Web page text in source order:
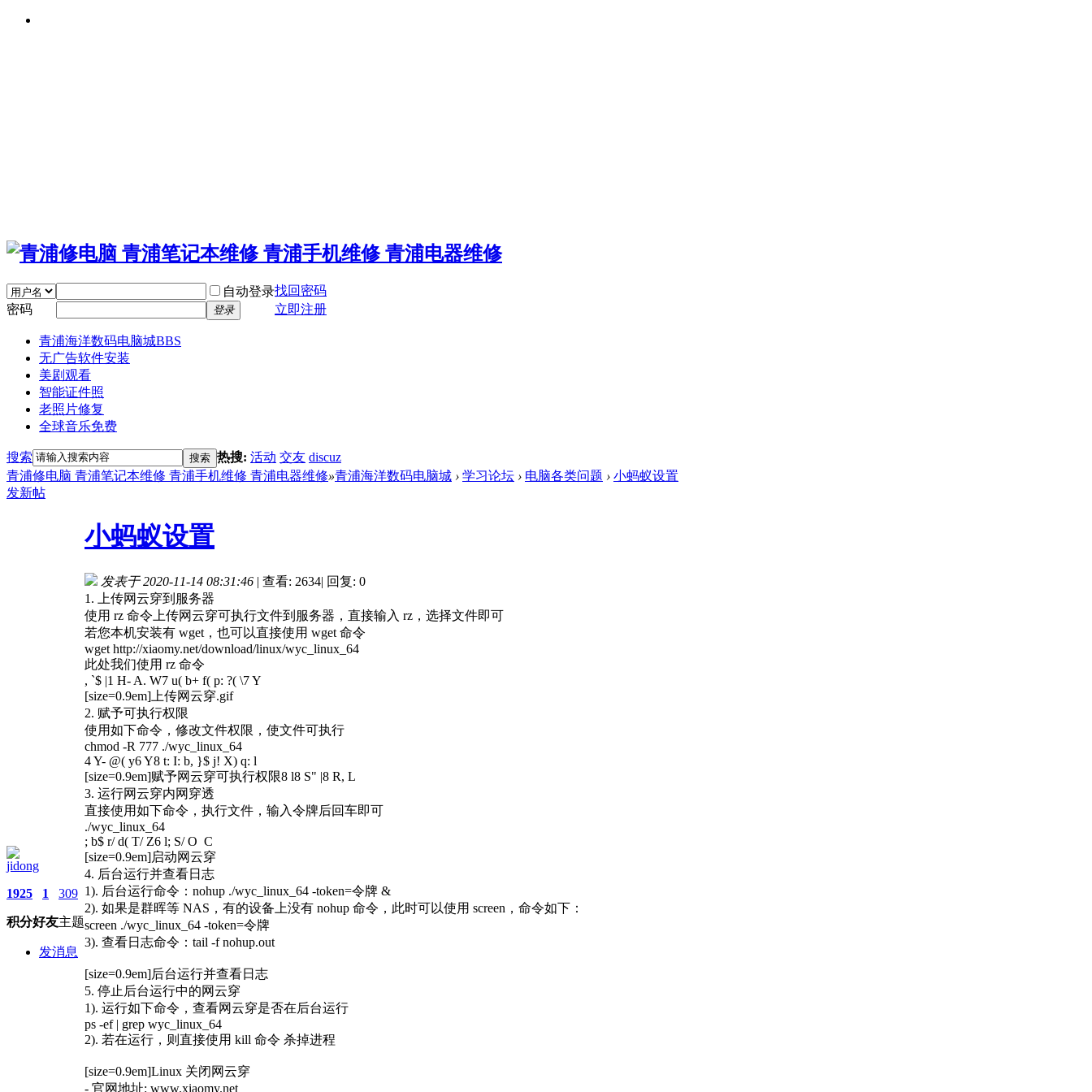
自动登录找回密码
密码
登录 立即注册
青浦海洋数码电脑城BBS
无广告软件安装
美剧观看
智能证件照
老照片修复
全球音乐免费
搜索 搜索 热搜: 活动 交友 discuz
青浦修电脑 青浦笔记本维修 青浦手机维修 青浦电器维修»青浦海洋数码电脑城 › 学习论坛 › 电脑各类问题 › 小蚂蚁设置
发新帖
jidong
1925
积分
1
好友
309
主题
发消息
小蚂蚁设置
发表于 2020-11-14 08:31:46 | 查看: 2634| 回复: 0
1. 上传网云穿到服务器
使用 rz 命令上传网云穿可执行文件到服务器，直接输入 rz，选择文件即可
若您本机安装有 wget，也可以直接使用 wget 命令
wget http://xiaomy.net/download/linux/wyc_linux_64
此处我们使用 rz 命令
, `$ |1 H- A. W7 u( b+ f( p: ?( \7 Y
[size=0.9em]上传网云穿.gif
2. 赋予可执行权限
使用如下命令，修改文件权限，使文件可执行
chmod -R 777 ./wyc_linux_64
4 Y- @( y6 Y8 t: I: b, }$ j! X) q: l
[size=0.9em]赋予网云穿可执行权限8 l8 S" |8 R, L
3. 运行网云穿内网穿透
直接使用如下命令，执行文件，输入令牌后回车即可
./wyc_linux_64
; b$ r/ d( T/ Z6 l; S/ O C
[size=0.9em]启动网云穿
4. 后台运行并查看日志
1). 后台运行命令：nohup ./wyc_linux_64 -token=令牌 &
2). 如果是群晖等 NAS，有的设备上没有 nohup 命令，此时可以使用 screen，命令如下：
screen ./wyc_linux_64 -token=令牌
3). 查看日志命令：tail -f nohup.out
[size=0.9em]后台运行并查看日志
5. 停止后台运行中的网云穿
1). 运行如下命令，查看网云穿是否在后台运行
ps -ef | grep wyc_linux_64
2). 若在运行，则直接使用 kill 命令 杀掉进程
[size=0.9em]Linux 关闭网云穿
- 官网地址: www.xiaomy.net